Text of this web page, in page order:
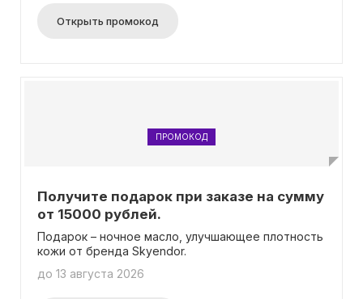
Открыть промокод
ПРОМОКОД
Получите подарок при заказе на сумму
от 15000 рублей.
Подарок – ночное масло, улучшающее плотность
кожи от бренда Skyendor.
до 13 августа 2026